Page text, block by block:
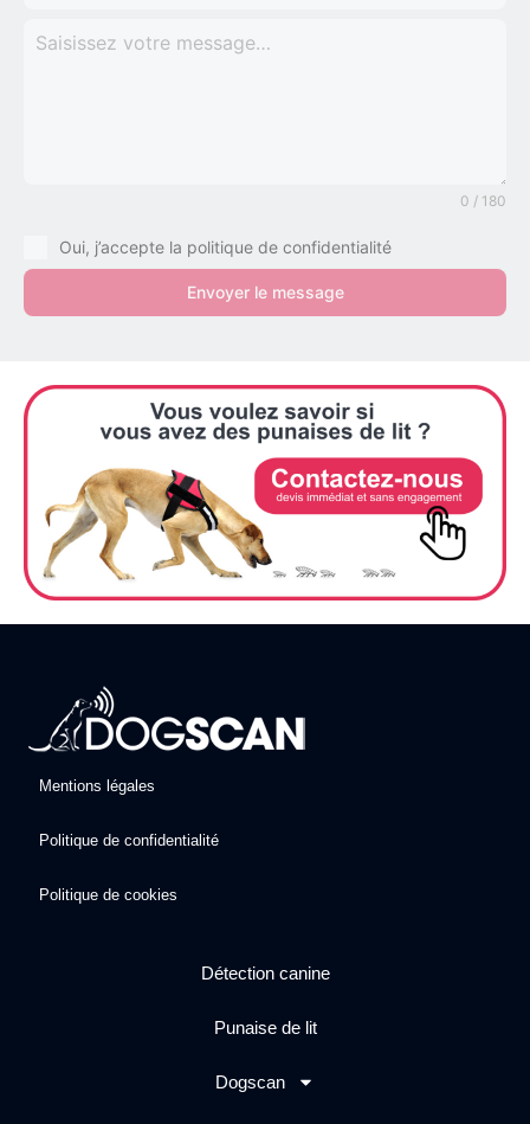
0 / 180
Oui, j’accepte la politique de confidentialité
Envoyer le message
Mentions légales
Politique de confidentialité
Politique de cookies
Détection canine
Punaise de lit
Dogscan